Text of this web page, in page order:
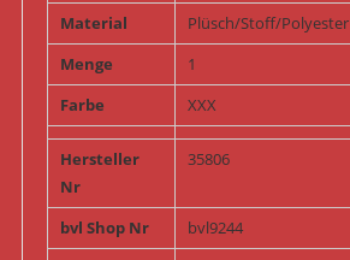
Material
Plüsch/Stoff/Polyester
Menge
1
Farbe
XXX
Hersteller
Nr
35806
bvl Shop Nr
bvl9244